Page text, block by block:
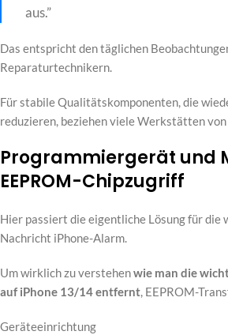
aus.”
Das entspricht den täglichen
Reparaturtechnikern.
Für stabile Qualitätskomponenten, die
reduzieren, beziehen viele Werkstätten von
Programmiergerät und
EEPROM-Chipzugriff
Hier passiert die eigentliche Lösung für die
Nachricht iPhone-Alarm.
Um wirklich zu verstehenwie man die
auf iPhone 13/14 entfernt, EEPROM-
Geräteeinrichtung